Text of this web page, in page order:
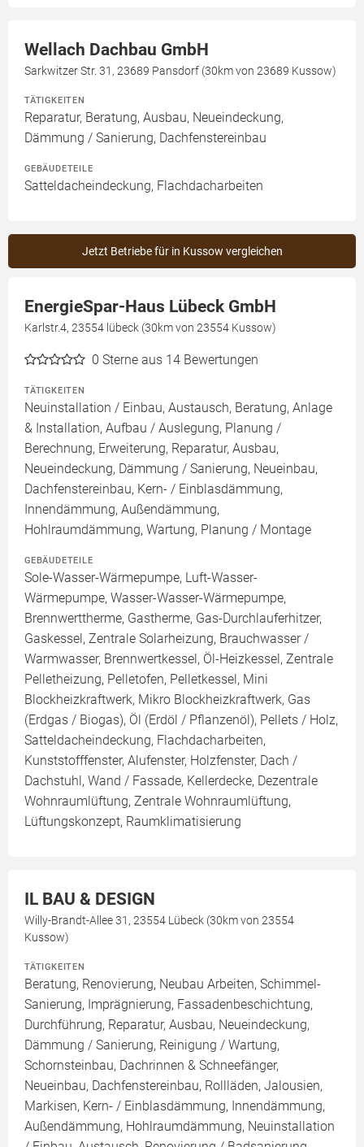
Wellach Dachbau GmbH
Sarkwitzer Str. 31, 23689 Pansdorf (30km von 23689 Kussow)
TÄTIGKEITEN
Reparatur, Beratung, Ausbau, Neueindeckung,
Dämmung / Sanierung, Dachfenstereinbau
GEBÄUDETEILE
Satteldacheindeckung, Flachdacharbeiten
Jetzt Betriebe für in Kussow vergleichen
EnergieSpar-Haus Lübeck GmbH
Karlstr.4, 23554 lübeck (30km von 23554 Kussow)
0 Sterne aus 14 Bewertungen
TÄTIGKEITEN
Neuinstallation / Einbau, Austausch, Beratung, Anlage
& Installation, Aufbau / Auslegung, Planung /
Berechnung, Erweiterung, Reparatur, Ausbau,
Neueindeckung, Dämmung / Sanierung, Neueinbau,
Dachfenstereinbau, Kern- / Einblasdämmung,
Innendämmung, Außendämmung,
Hohlraumdämmung, Wartung, Planung / Montage
GEBÄUDETEILE
Sole-Wasser-Wärmepumpe, Luft-Wasser-
Wärmepumpe, Wasser-Wasser-Wärmepumpe,
Brennwerttherme, Gastherme, Gas-Durchlauferhitzer,
Gaskessel, Zentrale Solarheizung, Brauchwasser /
Warmwasser, Brennwertkessel, Öl-Heizkessel, Zentrale
Pelletheizung, Pelletofen, Pelletkessel, Mini
Blockheizkraftwerk, Mikro Blockheizkraftwerk, Gas
(Erdgas / Biogas), Öl (Erdöl / Pflanzenöl), Pellets / Holz,
Satteldacheindeckung, Flachdacharbeiten,
Kunststofffenster, Alufenster, Holzfenster, Dach /
Dachstuhl, Wand / Fassade, Kellerdecke, Dezentrale
Wohnraumlüftung, Zentrale Wohnraumlüftung,
Lüftungskonzept, Raumklimatisierung
IL BAU & DESIGN
Willy-Brandt-Allee 31, 23554 Lübeck (30km von 23554
Kussow)
TÄTIGKEITEN
Beratung, Renovierung, Neubau Arbeiten, Schimmel-
Sanierung, Imprägnierung, Fassadenbeschichtung,
Durchführung, Reparatur, Ausbau, Neueindeckung,
Dämmung / Sanierung, Reinigung / Wartung,
Schornsteinbau, Dachrinnen & Schneefänger,
Neueinbau, Dachfenstereinbau, Rollläden, Jalousien,
Markisen, Kern- / Einblasdämmung, Innendämmung,
Außendämmung, Hohlraumdämmung, Neuinstallation